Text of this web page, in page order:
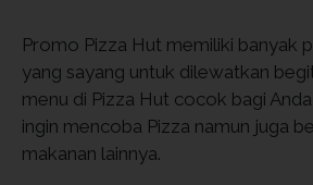
Promo Pizza Hut memiliki banyak
yang sayang untuk dilewatkan
menu di Pizza Hut cocok bagi
ingin mencoba Pizza namun juga
makanan lainnya.